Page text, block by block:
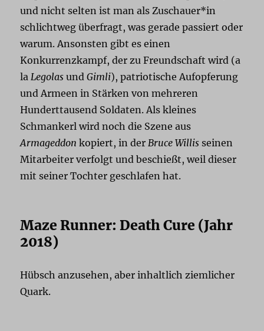
und nicht selten ist man als Zuschauer*in
schlichtweg überfragt, was gerade passiert oder
warum. Ansonsten gibt es einen
Konkurrenzkampf, der zu Freundschaft wird (a
la Legolas undGimli), patriotische Aufopferung
und Armeen in Stärken von mehreren
Hunderttausend Soldaten. Als kleines
Schmankerl wird noch die Szene aus
Armageddon kopiert, in der Bruce Willis seinen
Mitarbeiter verfolgt und beschießt, weil dieser
mit seiner Tochter geschlafen hat.
Maze Runner: Death Cure (Jahr
2018)
Hübsch anzusehen, aber inhaltlich ziemlicher
Quark.